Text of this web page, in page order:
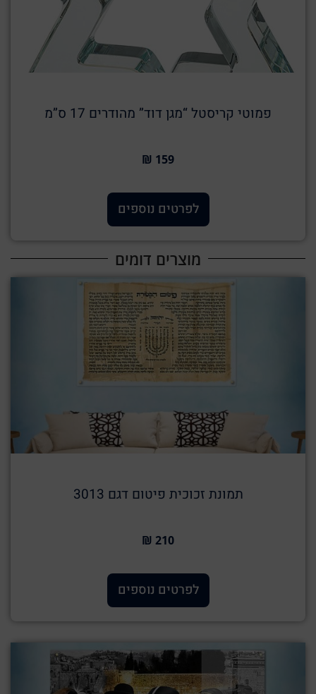
פמוטי קריסטל “מגן דוד” מהודרים 17 ס”מ
159 ₪
לפרטים נוספים
מוצרים דומים
תמונת זכוכית פיטום דגם 3013
210 ₪
לפרטים נוספים